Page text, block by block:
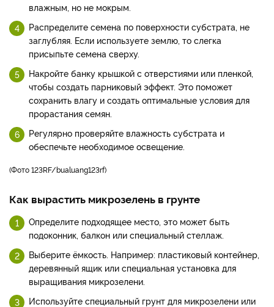
влажным, но не мокрым.
Распределите семена по поверхности субстрата, не
заглубляя. Если используете землю, то слегка
присыпьте семена сверху.
Накройте банку крышкой с отверстиями или пленкой,
чтобы создать парниковый эффект. Это поможет
сохранить влагу и создать оптимальные условия для
прорастания семян.
Регулярно проверяйте влажность субстрата и
обеспечьте необходимое освещение.
(фото 123RF/bualuang123rf)
Как вырастить микрозелень в грунте
Определите подходящее место, это может быть
подоконник, балкон или специальный стеллаж.
Выберите ёмкость. Например: пластиковый контейнер,
деревянный ящик или специальная установка для
выращивания микрозелени.
Используйте специальный грунт для микрозелени или